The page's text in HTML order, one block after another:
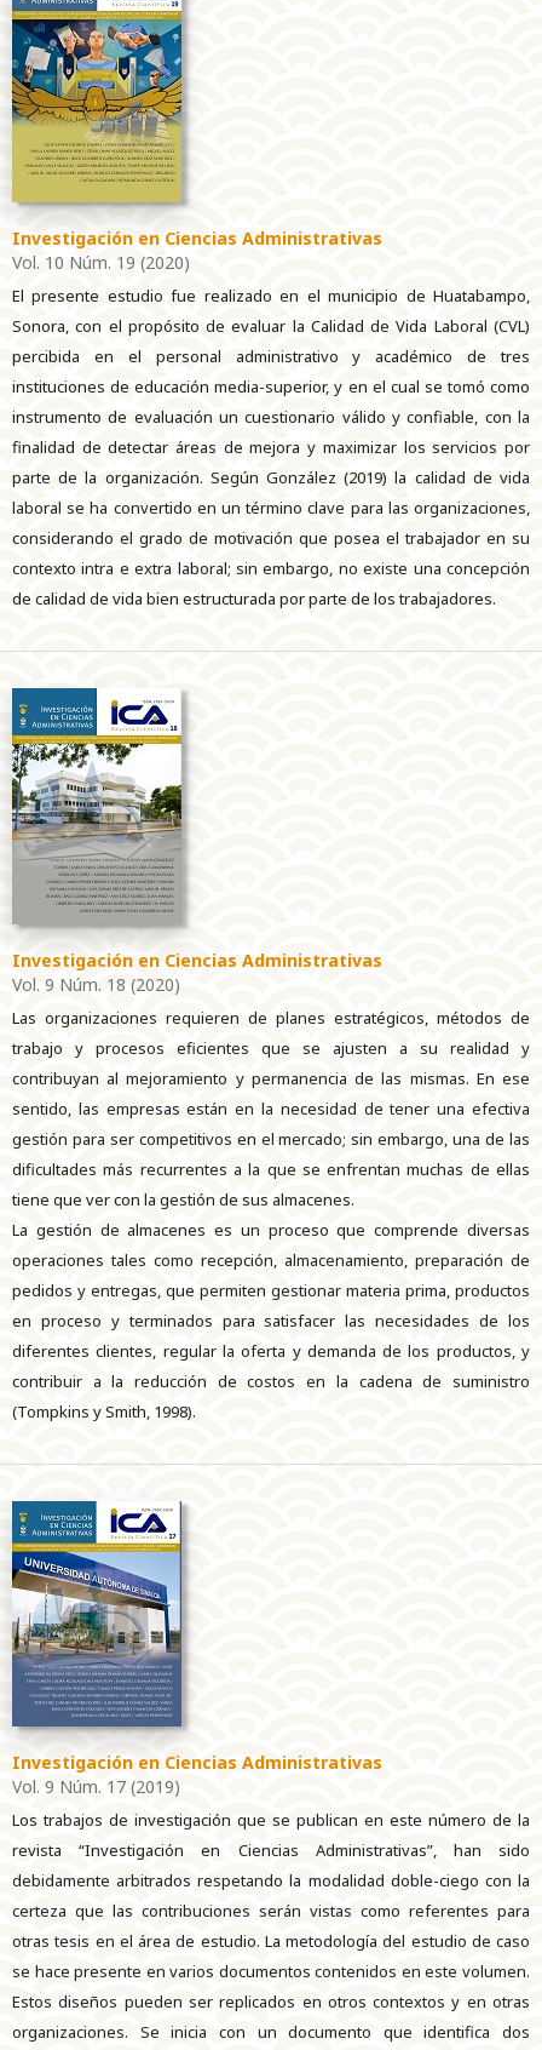
Investigación en Ciencias Administrativas
Vol. 10 Núm. 19 (2020)
El presente estudio fue realizado en el municipio de Huatabampo,
Sonora, con el propósito de evaluar la Calidad de Vida Laboral (CVL)
percibida en el personal administrativo y académico de tres
instituciones de educación media-superior, y en el cual se tomó como
instrumento de evaluación un cuestionario válido y confiable, con la
finalidad de detectar áreas de mejora y maximizar los servicios por
parte de la organización. Según González (2019) la calidad de vida
laboral se ha convertido en un término clave para las organizaciones,
considerando el grado de motivación que posea el trabajador en su
contexto intra e extra laboral; sin embargo, no existe una concepción
de calidad de vida bien estructurada por parte de los trabajadores.
Investigación en Ciencias Administrativas
Vol. 9 Núm. 18 (2020)
Las organizaciones requieren de planes estratégicos, métodos de
trabajo y procesos eficientes que se ajusten a su realidad y
contribuyan al mejoramiento y permanencia de las mismas. En ese
sentido, las empresas están en la necesidad de tener una efectiva
gestión para ser competitivos en el mercado; sin embargo, una de las
dificultades más recurrentes a la que se enfrentan muchas de ellas
tiene que ver con la gestión de sus almacenes.
La gestión de almacenes es un proceso que comprende diversas
operaciones tales como recepción, almacenamiento, preparación de
pedidos y entregas, que permiten gestionar materia prima, productos
en proceso y terminados para satisfacer las necesidades de los
diferentes clientes, regular la oferta y demanda de los productos, y
contribuir a la reducción de costos en la cadena de suministro
(Tompkins y Smith, 1998).
Investigación en Ciencias Administrativas
Vol. 9 Núm. 17 (2019)
Los trabajos de investigación que se publican en este número de la
revista “Investigación en Ciencias Administrativas”, han sido
debidamente arbitrados respetando la modalidad doble-ciego con la
certeza que las contribuciones serán vistas como referentes para
otras tesis en el área de estudio. La metodología del estudio de caso
se hace presente en varios documentos contenidos en este volumen.
Estos diseños pueden ser replicados en otros contextos y en otras
organizaciones. Se inicia con un documento que identifica dos